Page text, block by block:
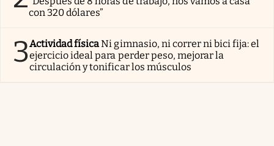
con 320 dólares”
3Actividad físicaNi gimnasio, ni correr ni bici fija: el
ejercicio ideal para perder peso, mejorar la
circulación y tonificar los músculos